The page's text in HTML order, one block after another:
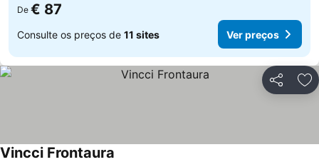
De € 87
Consulte os preços de 11 sites Ver preços
Partilhar
Vincci Frontaura